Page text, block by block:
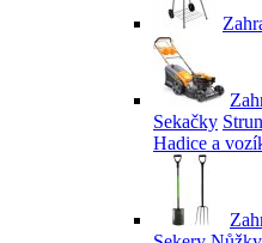
Sekačky
Hadice a